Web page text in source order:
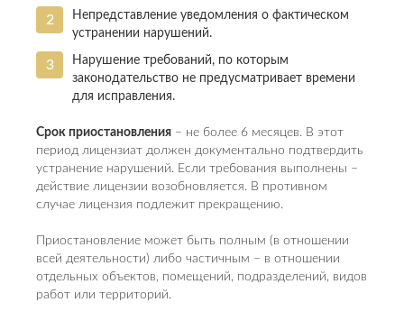
Непредставление уведомления о фактическом
устранении нарушений.
Нарушение требований, по которым
законодательство не предусматривает времени
для исправления.
Срок приостановления – не более 6 месяцев. В этот
период лицензиат должен документально подтвердить
устранение нарушений. Если требования выполнены –
действие лицензии возобновляется. В противном
случае лицензия подлежит прекращению.
Приостановление может быть полным (в отношении
всей деятельности) либо частичным – в отношении
отдельных объектов, помещений, подразделений, видов
работ или территорий.